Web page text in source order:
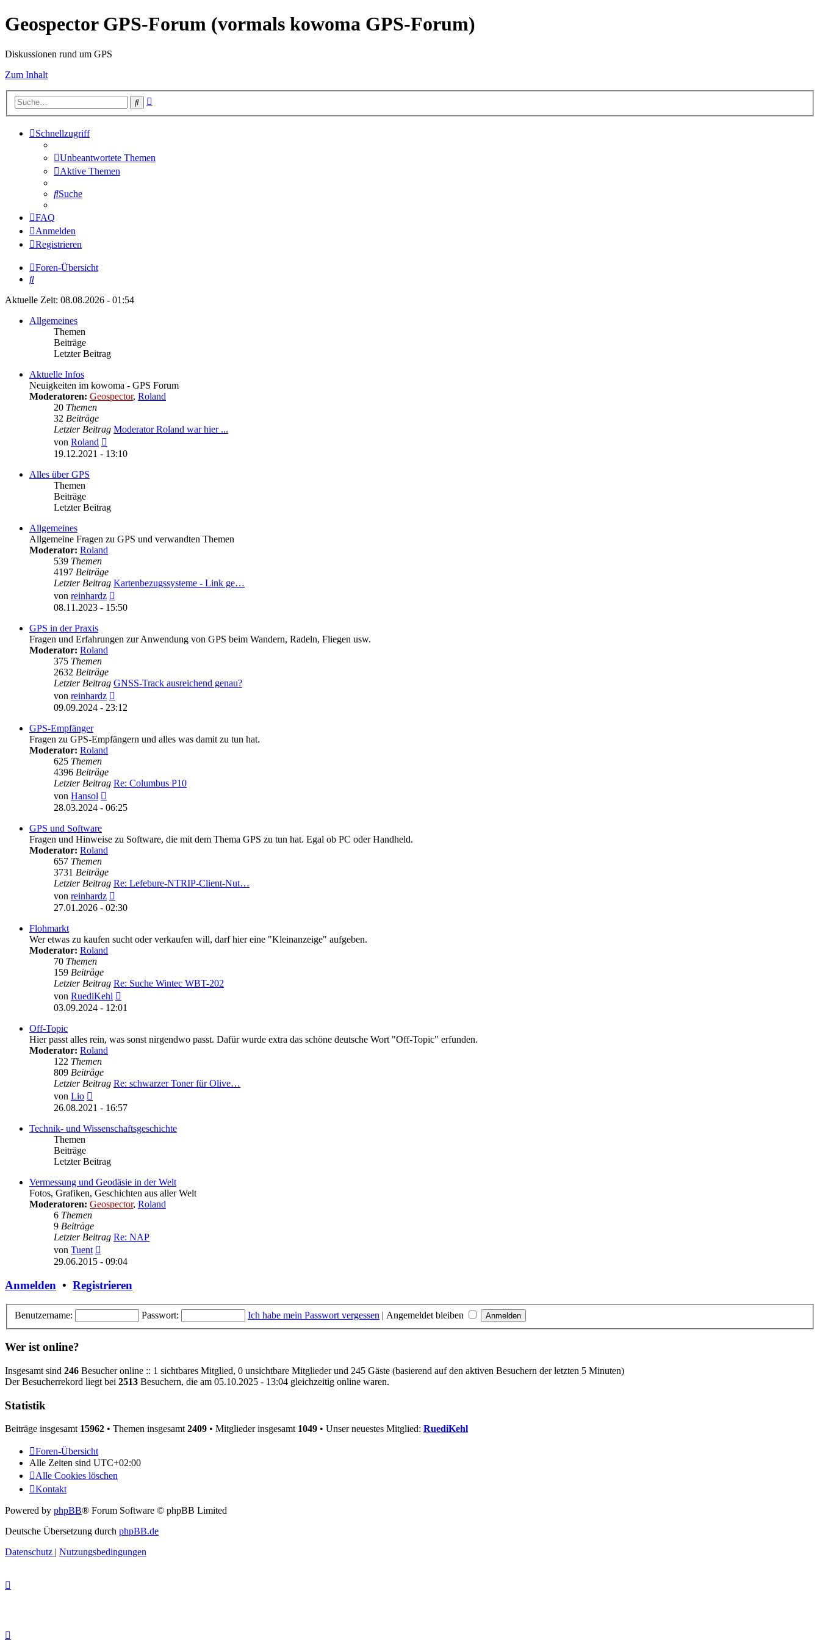
Geospector GPS-Forum (vormals kowoma GPS-Forum)
Diskussionen rund um GPS
Zum Inhalt
Suche
Schnellzugriff
Unbeantwortete Themen
Aktive Themen
Suche
FAQ
Anmelden
Registrieren
Foren-Übersicht
Suche
Aktuelle Zeit: 08.08.2026 - 01:54
Allgemeines
Themen
Beiträge
Letzter Beitrag
Aktuelle Infos
Neuigkeiten im kowoma - GPS Forum
Moderatoren: Geospector, Roland
20 Themen
32 Beiträge
Letzter Beitrag Moderator Roland war hier ...
von Roland
Beitrag
19.12.2021 - 13:10
Alles über GPS
Themen
Beiträge
Letzter Beitrag
Allgemeines
Allgemeine Fragen zu GPS und verwandten Themen
Moderator: Roland
539 Themen
4197 Beiträge
Letzter Beitrag Kartenbezugssysteme - Link ge…
von reinhardz
Beitrag
08.11.2023 - 15:50
GPS in der Praxis
Fragen und Erfahrungen zur Anwendung von GPS beim Wandern, Radeln, Fliegen usw.
Moderator: Roland
375 Themen
2632 Beiträge
Letzter Beitrag GNSS-Track ausreichend genau?
von reinhardz
Beitrag
09.09.2024 - 23:12
GPS-Empfänger
Fragen zu GPS-Empfängern und alles was damit zu tun hat.
Moderator: Roland
625 Themen
4396 Beiträge
Letzter Beitrag Re: Columbus P10
von Hansol
Beitrag
28.03.2024 - 06:25
GPS und Software
Fragen und Hinweise zu Software, die mit dem Thema GPS zu tun hat. Egal ob PC oder Handheld.
Moderator: Roland
657 Themen
3731 Beiträge
Letzter Beitrag Re: Lefebure-NTRIP-Client-Nut…
von reinhardz
Beitrag
27.01.2026 - 02:30
Flohmarkt
Wer etwas zu kaufen sucht oder verkaufen will, darf hier eine "Kleinanzeige" aufgeben.
Moderator: Roland
70 Themen
159 Beiträge
Letzter Beitrag Re: Suche Wintec WBT-202
von RuediKehl
Beitrag
03.09.2024 - 12:01
Off-Topic
Hier passt alles rein, was sonst nirgendwo passt. Dafür wurde extra das schöne deutsche Wort "Off-Topic" erfunden.
Moderator: Roland
122 Themen
809 Beiträge
Letzter Beitrag Re: schwarzer Toner für Olive…
von Lio
Beitrag
26.08.2021 - 16:57
Technik- und Wissenschaftsgeschichte
Themen
Beiträge
Letzter Beitrag
Vermessung und Geodäsie in der Welt
Fotos, Grafiken, Geschichten aus aller Welt
Moderatoren: Geospector, Roland
6 Themen
9 Beiträge
Letzter Beitrag Re: NAP
von Tuent
Beitrag
29.06.2015 - 09:04
Anmelden • Registrieren
Benutzername: Passwort: Ich habe mein Passwort vergessen | Angemeldet bleiben
Wer ist online?
Insgesamt sind 246 Besucher online :: 1 sichtbares Mitglied, 0 unsichtbare Mitglieder und 245 Gäste (basierend auf den aktiven Besuchern der letzten 5 Minuten)
Der Besucherrekord liegt bei 2513 Besuchern, die am 05.10.2025 - 13:04 gleichzeitig online waren.
Statistik
Beiträge insgesamt 15962 • Themen insgesamt 2409 • Mitglieder insgesamt 1049 • Unser neuestes Mitglied: RuediKehl
Foren-Übersicht
Alle Zeiten sind UTC+02:00
Alle Cookies löschen
Kontakt
Powered by phpBB® Forum Software © phpBB Limited
Deutsche Übersetzung durch phpBB.de
Datenschutz | Nutzungsbedingungen